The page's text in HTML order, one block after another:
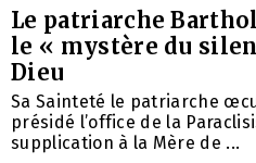
Le patriarche
le « mystère du
Dieu
Sa Sainteté le patriarche
présidé l’office de la
supplication à la Mère de ...